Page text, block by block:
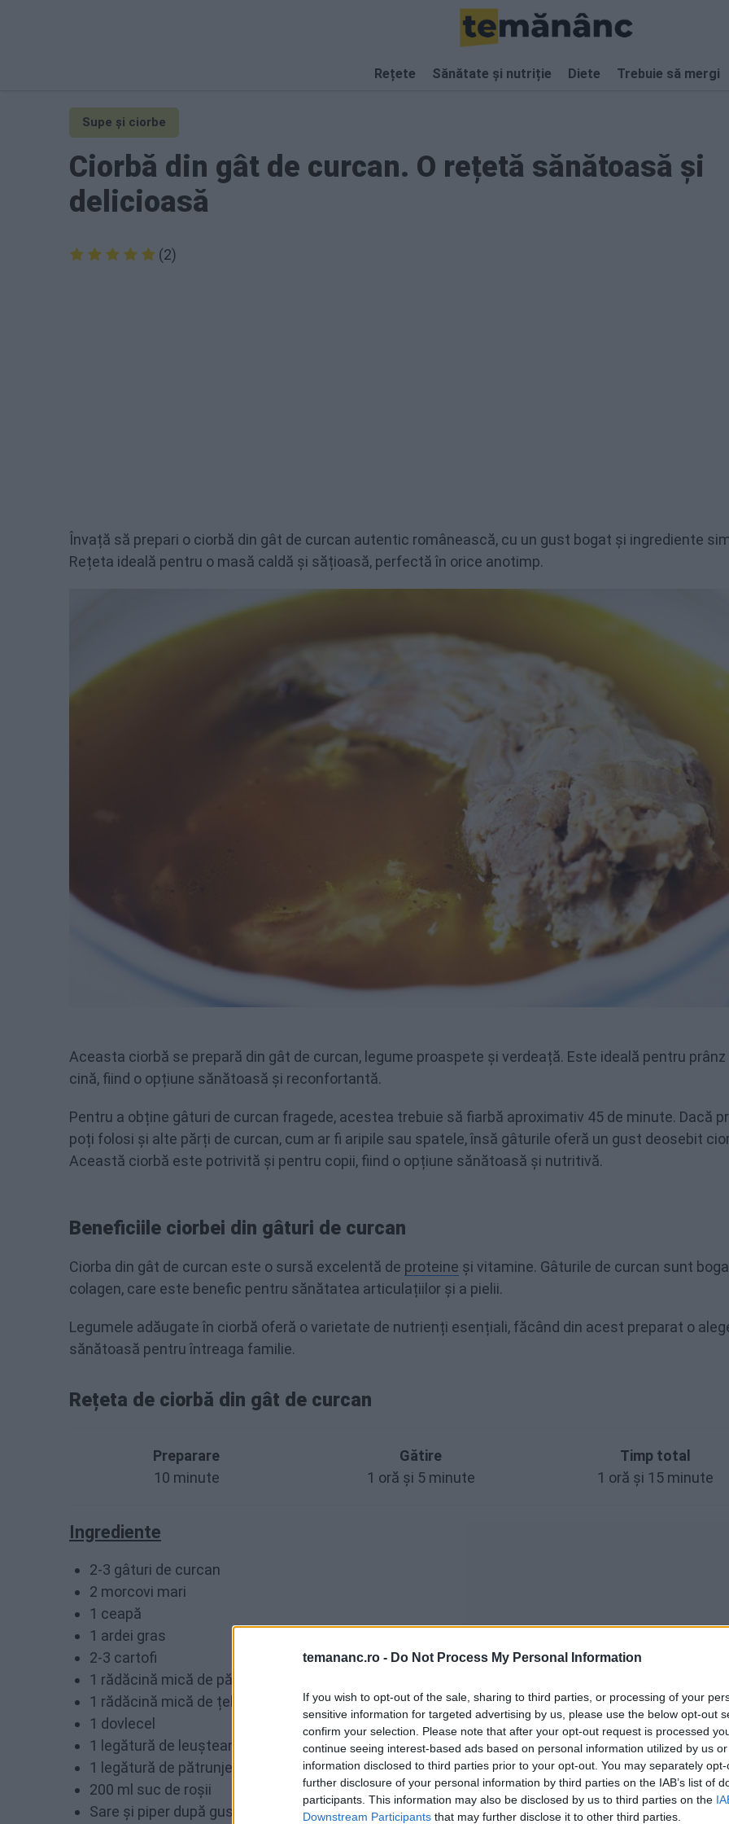
temananc.ro - Do Not Process My Personal Information
If you wish to opt-out of the sale, sharing to third parties, or processing of your
sensitive information for targeted advertising by us, please use the below opt-out
confirm your selection. Please note that after your opt-out request is processed
continue seeing interest-based ads based on personal information utilized by us
information disclosed to third parties prior to your opt-out. You may separately
further disclosure of your personal information by third parties on the IAB’s list of
participants. This information may also be disclosed by us to third parties on the
Downstream Participants that may further disclose it to other third parties.
Rețete Sănătate și nutriție Diete Trebuie să mergi
Supe și ciorbe
Ciorbă din gât de curcan. O rețetă sănătoasă și
delicioasă
(2)
Învață să prepari o ciorbă din gât de curcan autentic românească, cu un gust bogat și ingrediente
Rețeta ideală pentru o masă caldă și sățioasă, perfectă în orice anotimp.
Aceasta ciorbă se prepară din gât de curcan, legume proaspete și verdeață. Este ideală pentru
cină, fiind o opțiune sănătoasă și reconfortantă.
Pentru a obține gâturi de curcan fragede, acestea trebuie să fiarbă aproximativ 45 de minute. Dacă
poți folosi și alte părți de curcan, cum ar fi aripile sau spatele, însă gâturile oferă un gust deosebit
Această ciorbă este potrivită și pentru copii, fiind o opțiune sănătoasă și nutritivă.
Beneficiile ciorbei din gâturi de curcan
Ciorba din gât de curcan este o sursă excelentă de proteine și vitamine. Gâturile de curcan sunt
colagen, care este benefic pentru sănătatea articulațiilor și a pielii.
Legumele adăugate în ciorbă oferă o varietate de nutrienți esențiali, făcând din acest preparat o
sănătoasă pentru întreaga familie.
Rețeta de ciorbă din gât de curcan
Preparare
10 minute
Gătire
1 oră și 5 minute
Timp total
1 oră și 15 minute
Ingrediente
2-3 gâturi de curcan
2 morcovi mari
1 ceapă
1 ardei gras
2-3 cartofi
1 rădăcină mică de păstârnac
1 rădăcină mică de țelină
1 dovlecel
1 legătură de leuștean
1 legătură de pătrunjel
200 ml suc de roșii
Sare și piper după gust